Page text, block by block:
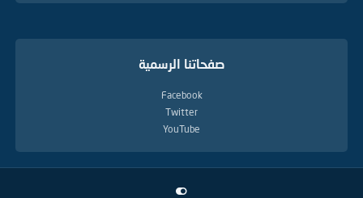
صفحاتنا الرسمية
Facebook
Twitter
YouTube